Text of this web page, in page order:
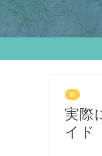
能
実際
イド